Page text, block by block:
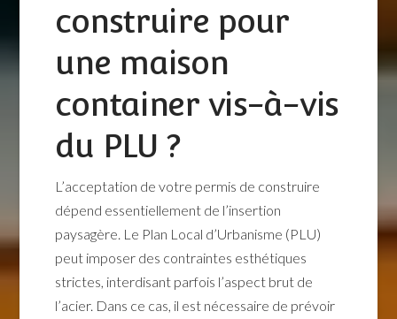
construire pour
une maison
container vis-à-vis
du PLU ?
L’acceptation de votre permis de construire
dépend essentiellement de l’insertion
paysagère. Le Plan Local d’Urbanisme (PLU)
peut imposer des contraintes esthétiques
strictes, interdisant parfois l’aspect brut de
l’acier. Dans ce cas, il est nécessaire de prévoir